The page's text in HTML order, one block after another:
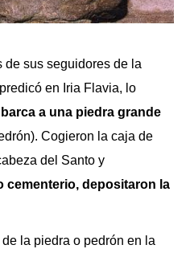
sus seguidores de la
en Iria Flavia, lo
a una piedra grande
Cogieron la caja de
del Santo y
cementerio, depositaron la
la piedra o pedrón en la